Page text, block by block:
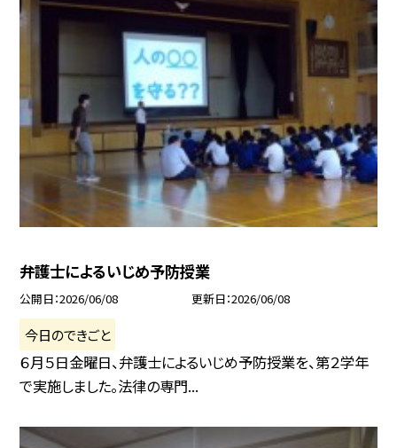
弁護士によるいじめ予防授業
公開日 2026/06/08 更新日 2026/06/08
今日のできごと
６月５日金曜日、弁護士によるいじめ予防授業を、第２学年
で実施しました。法律の専門...